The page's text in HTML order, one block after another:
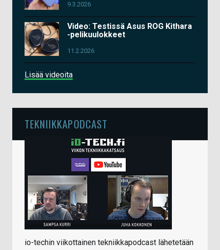
9.3.2026
Video: Testissä Asus ROG Kithara
-pelikuulokkeet
11.2.2026
Lisää videoita
TEKNIIKKAPODCAST
io-techin viikottainen tekniikkapodcast lähetetään